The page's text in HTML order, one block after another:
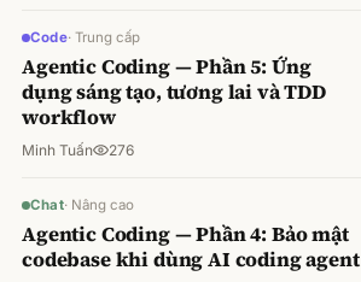
Code· Trung cấp
Agentic Coding — Phần 5: Ứng
dụng sáng tạo, tương lai và TDD
workflow
Minh Tuấn 276
Chat· Nâng cao
Agentic Coding — Phần 4: Bảo mật
codebase khi dùng AI coding agent